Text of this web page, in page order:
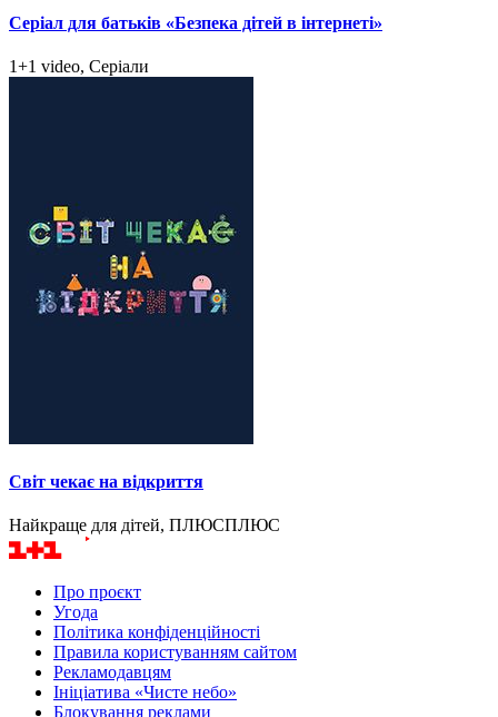
Серіал для батьків «Безпека дітей в інтернеті»
1+1 video, Серіали
Світ чекає на відкриття
Найкраще для дітей, ПЛЮСПЛЮС
Про проєкт
Угода
Політика конфіденційності
Правила користуванням сайтом
Рекламодавцям
Ініціатива «Чисте небо»
Блокування реклами